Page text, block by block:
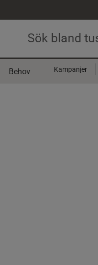
Behov Kampanjer